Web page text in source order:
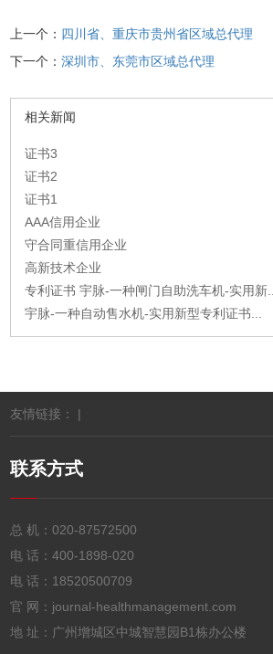
上一个： 四川省、重庆市贵州省区域总代理
下一个：深圳市、东莞市区域总代理
相关新闻
证书3
证书2
证书1
AAA信用企业
守合同重信用企业
高新技术企业
专利证书 宇脉-一种闸门自助洗车机-实用新...
宇脉-一种自动售水机-实用新型专利证书...
友情链接： |
联系方式
总 机：020-87572500
电 话：400-1898-020
电 话： 18520500709
官 网：journal-healthmanagement.com
地 址：广州增城区中城智慧园B1栋办公楼